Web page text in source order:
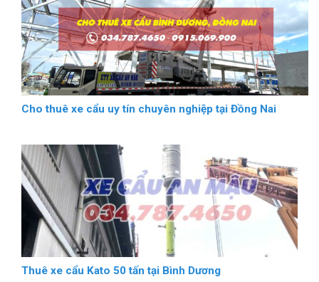
Cho thuê xe cẩu uy tín chuyên nghiệp tại Đồng Nai
Thuê xe cẩu Kato 50 tấn tại Bình Dương